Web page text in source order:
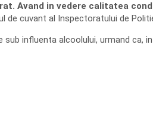
Avand in vedere calitatea
de cuvant al Inspectoratului de
influenta alcoolului, urmand ca,